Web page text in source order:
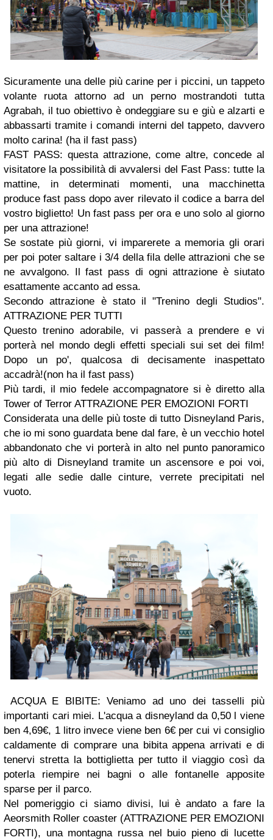
Sicuramente una delle più carine per i piccini, un tappeto
volante ruota attorno ad un perno mostrandoti tutta
Agrabah, il tuo obiettivo è ondeggiare su e giù e alzarti e
abbassarti tramite i comandi interni del tappeto, davvero
molto carina! (ha il fast pass)
FAST PASS: questa attrazione, come altre, concede al
visitatore la possibilità di avvalersi del Fast Pass: tutte la
mattine, in determinati momenti, una macchinetta
produce fast pass dopo aver rilevato il codice a barra del
vostro biglietto! Un fast pass per ora e uno solo al giorno
per una attrazione!
Se sostate più giorni, vi imparerete a memoria gli orari
per poi poter saltare i 3/4 della fila delle attrazioni che se
ne avvalgono. Il fast pass di ogni attrazione è siutato
esattamente accanto ad essa.
Secondo attrazione è stato il
"Trenino degli Studios".
ATTRAZIONE PER TUTTI
Questo trenino adorabile, vi passerà a prendere e vi
porterà nel mondo degli effetti speciali sui set dei film!
Dopo un po', qualcosa di decisamente inaspettato
accadrà!(non ha il fast pass)
Più tardi, il mio fedele accompagnatore si è diretto alla
Tower of Terror ATTRAZIONE PER EMOZIONI FORTI
Considerata una delle più toste di tutto Disneyland Paris,
che io mi sono guardata bene dal fare, è un vecchio hotel
abbandonato che vi porterà in alto nel punto panoramico
più alto di Disneyland tramite un ascensore e poi voi,
legati alle sedie dalle cinture, verrete precipitati nel
vuoto.
ACQUA E BIBITE: Veniamo ad uno dei tasselli più
importanti cari miei. L'acqua a disneyland da 0,50 l viene
ben 4,69€, 1 litro invece viene ben 6€ per cui vi consiglio
caldamente di comprare una bibita appena arrivati e di
tenervi stretta la bottiglietta per tutto il viaggio così da
poterla riempire nei bagni o alle fontanelle apposite
sparse per il parco.
Nel pomeriggio ci siamo divisi, lui è andato a fare la
Aeorsmith Roller coaster (ATTRAZIONE PER EMOZIONI
FORTI), una montagna russa nel buio pieno di lucette